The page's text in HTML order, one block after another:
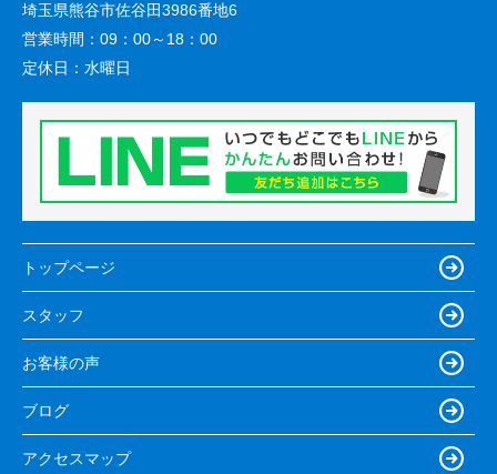
埼玉県熊谷市佐谷田3986番地6
営業時間： 09：00～18：00
定休日： 水曜日
トップページ
スタッフ
お客様の声
ブログ
アクセスマップ